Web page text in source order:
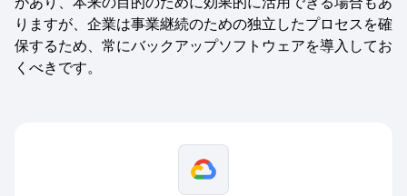
りますが、企業は事業継続のための独立したプロセスを確
保するため、常にバックアップソフトウェアを導入してお
くべきです。
Image